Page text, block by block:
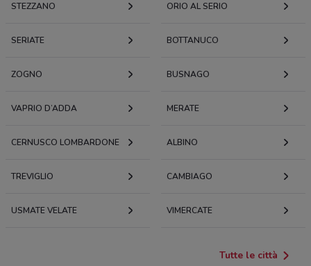
STEZZANO ORIO AL SERIO
SERIATE BOTTANUCO
ZOGNO BUSNAGO
VAPRIO D’ADDA MERATE
CERNUSCO LOMBARDONE ALBINO
TREVIGLIO CAMBIAGO
USMATE VELATE VIMERCATE
Tutte le città